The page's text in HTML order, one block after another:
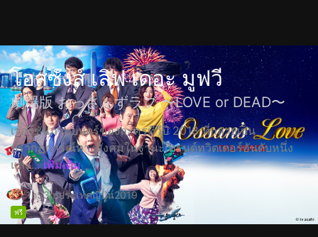
โอสซังส์ เลิฟ เดอะ มูฟวี
劇場版 おっさんずラブ 〜LOVE or DEAD〜
เวอร์ชั่นภาพยนตร์ของละครทีวีปี 2018 ที่กลายเป็น
ปรากฏการณ์ทางสังคมในฐานะเทรนด์ทวิตเตอร์อันดับหนึ่ง
และ... เพิ่มเติม
1h53mประเทศญี่ปุ่น2019
ฟรี